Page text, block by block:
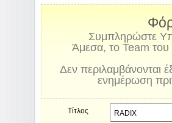
Συμπληρώστε
Άμεσα, το Team του
Δεν περιλαμβάνονται
ενημέρωση
Τίτλος